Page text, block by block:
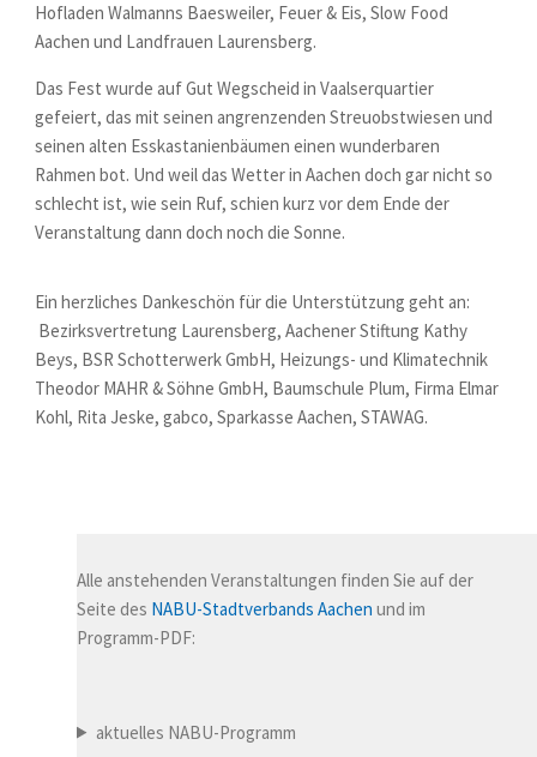
Hofladen Walmanns Baesweiler, Feuer & Eis, Slow Food
Aachen und Landfrauen Laurensberg.
Das Fest wurde auf Gut Wegscheid in Vaalserquartier
gefeiert, das mit seinen angrenzenden Streuobstwiesen und
seinen alten Esskastanienbäumen einen wunderbaren
Rahmen bot. Und weil das Wetter in Aachen doch gar nicht so
schlecht ist, wie sein Ruf, schien kurz vor dem Ende der
Veranstaltung dann doch noch die Sonne.
Ein herzliches Dankeschön für die Unterstützung geht an:
Bezirksvertretung Laurensberg, Aachener Stiftung Kathy
Beys, BSR Schotterwerk GmbH, Heizungs- und Klimatechnik
Theodor MAHR & Söhne GmbH, Baumschule Plum, Firma Elmar
Kohl, Rita Jeske, gabco, Sparkasse Aachen, STAWAG.
Alle anstehenden Veranstaltungen finden Sie auf der
Seite des NABU-Stadtverbands Aachen und im
Programm-PDF:
aktuelles NABU-Programm